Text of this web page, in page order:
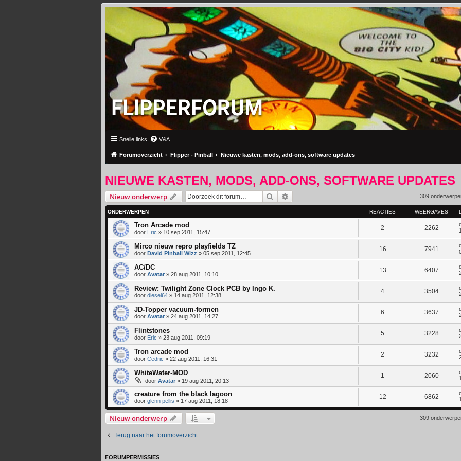
Snelle links V&A
Forumoverzicht Flipper - Pinball Nieuwe kasten, mods, add-ons, software updates
NIEUWE KASTEN, MODS, ADD-ONS, SOFTWARE UPDATES
Nieuw onderwerp Zoek 309
ONDERWERPEN REACTIES WEERGAVES
Tron Arcade mod
door Eric » 10 sep 2011, 15:47
2 2262
Mirco nieuw repro playfields TZ
door David Pinball Wizz » 05 sep 2011, 12:45
16 7941
AC/DC
door Avatar» 28 aug 2011, 10:10
13 6407
Review: Twilight Zone Clock PCB by Ingo K.
door diesel64» 14 aug 2011, 12:38
4 3504
JD-Topper vacuum-formen
door Avatar» 24 aug 2011, 14:27
6 3637
Flintstones
door Eric » 23 aug 2011, 09:19
5 3228
Tron arcade mod
door Cedric » 22 aug 2011, 16:31
2 3232
WhiteWater-MOD
door Avatar» 19 aug 2011, 20:13
1 2060
creature from the black lagoon
door glenn pellis » 17 aug 2011, 18:18
12 6862
Nieuw onderwerp 309
Terug naar het forumoverzicht
FORUMPERMISSIES